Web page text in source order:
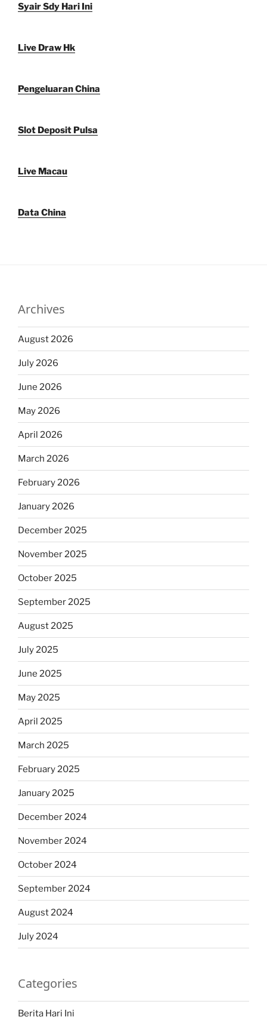
Syair Sdy Hari Ini
Live Draw Hk
Pengeluaran China
Slot Deposit Pulsa
Live Macau
Data China
Archives
August 2026
July 2026
June 2026
May 2026
April 2026
March 2026
February 2026
January 2026
December 2025
November 2025
October 2025
September 2025
August 2025
July 2025
June 2025
May 2025
April 2025
March 2025
February 2025
January 2025
December 2024
November 2024
October 2024
September 2024
August 2024
July 2024
Categories
Berita Hari Ini